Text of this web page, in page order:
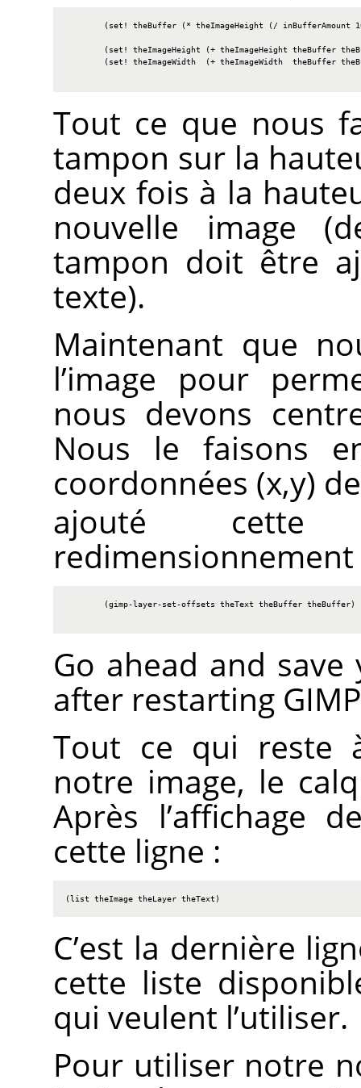
(set! theBuffer (* theImageHeight (/ inBufferAmount
(set! theImageHeight (+ theImageHeight theBuffer
(set! theImageWidth  (+ theImageWidth  theBuffer
Tout ce que nous
tampon sur la
deux fois à la
nouvelle image
tampon doit être
texte).
Maintenant que
l’image pour
nous devons
Nous le faisons
coordonnées (x,y)
ajouté
redimensionnement
        (gimp-layer-set-offsets theText theBuffer theBuffer)
Go ahead and
after restarting GIMP
Tout ce qui reste
notre image, le
Après l’affichage
cette ligne :
(list theImage theLayer theText)
C’est la dernière
cette liste
qui veulent l’utiliser.
Pour utiliser notre